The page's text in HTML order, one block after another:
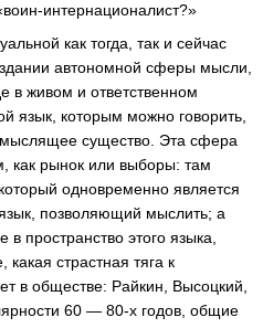
интернационалист?»
как тогда, так и сейчас
автономной сферы мысли,
в живом и ответственном
язык, которым можно говорить,
существо. Эта сфера
как рынок или выборы: там
одновременно является
позволяющий мыслить; а
пространство этого языка,
страстная тяга к
в обществе: Райкин, Высоцкий,
60 — 80-х годов, общие